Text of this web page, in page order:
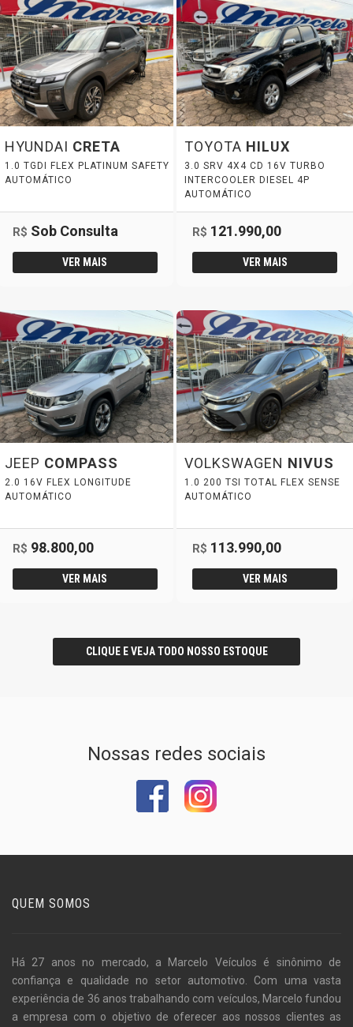
HYUNDAI CRETA
1.0 TGDI FLEX PLATINUM SAFETY
AUTOMÁTICO
R$ Sob Consulta
VER MAIS
TOYOTA HILUX
3.0 SRV 4X4 CD 16V TURBO
INTERCOOLER DIESEL 4P
AUTOMÁTICO
R$ 121.990,00
VER MAIS
JEEP COMPASS
2.0 16V FLEX LONGITUDE
AUTOMÁTICO
R$ 98.800,00
VER MAIS
VOLKSWAGEN NIVUS
1.0 200 TSI TOTAL FLEX SENSE
AUTOMÁTICO
R$ 113.990,00
VER MAIS
CLIQUE E VEJA TODO NOSSO ESTOQUE
Nossas redes sociais
QUEM SOMOS
Há 27 anos no mercado, a Marcelo Veículos é sinônimo de
confiança e qualidade no setor automotivo. Com uma vasta
experiência de 36 anos trabalhando com veículos, Marcelo fundou
a empresa com o objetivo de oferecer aos nossos clientes as